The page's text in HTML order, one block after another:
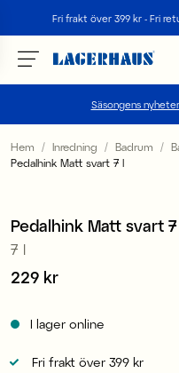
Fri frakt över 399 kr - Fri
Säsongens
Välj språk /
Hem Inredning Badrum
Pedalhink Matt svart 7 l
Pedalhink Matt svart
7 l
Pris:229 kr
229 kr
I lager online
Fri frakt över 399 kr